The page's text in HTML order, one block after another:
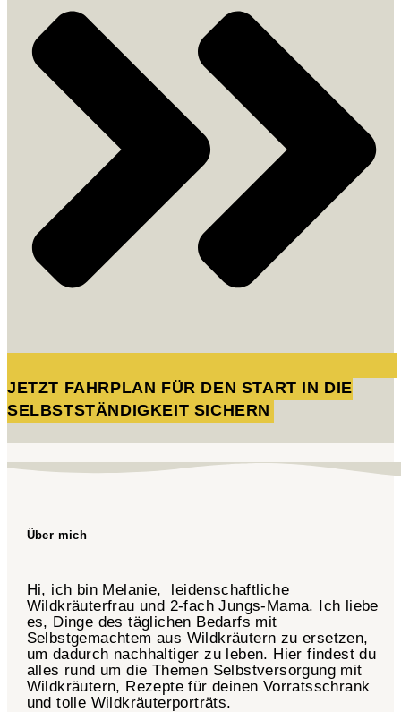
JETZT FAHRPLAN FÜR DEN START IN DIE
SELBSTSTÄNDIGKEIT SICHERN
Über mich
Hi, ich bin Melanie, leidenschaftliche
Wildkräuterfrau und 2-fachJungs-Mama. Ich liebe
es, Dinge des täglichen Bedarfs mit
Selbstgemachtem aus Wildkräutern zu ersetzen,
um dadurch nachhaltiger zu leben. Hier findest du
alles rund um die Themen Selbstversorgung mit
Wildkräutern, Rezepte für deinen Vorratsschrank
und tolle Wildkräuterporträts.